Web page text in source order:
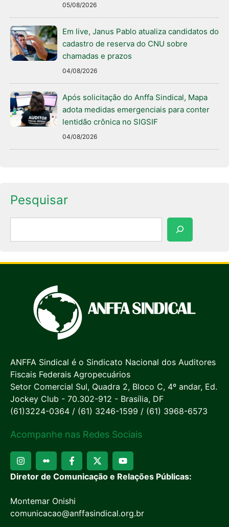
05/08/2026
Em live, Janus Pablo atualiza candidatos do
cadastro de reserva do CNU sobre
chamadas e prazos
04/08/2026
Após solicitação do Anffa Sindical, Mapa
adota medidas emergenciais para conter
lentidão crônica no SIGSIF
04/08/2026
Pesquisar
ANFFA Sindical é o Sindicato Nacional dos Auditores
Fiscais Federais Agropecuários
Setor Comercial Sul, Quadra 2, Bloco C, 4º andar, Ed.
Jockey Club - 70.302-912 - Brasília, DF
(61)3224-0364 / (61) 3246-1599 / (61) 3968-6573
Acompanhe nas Redes Sociais
Diretor de Comunicação e Relações Públicas:
Montemar Onishi
comunicacao@anffasindical.org.br